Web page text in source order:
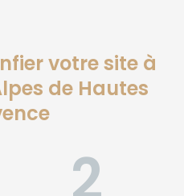
votre site à
de Hautes